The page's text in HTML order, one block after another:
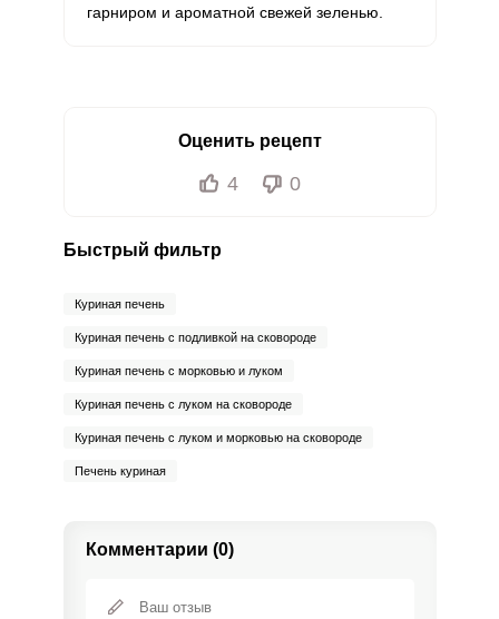
гарниром и ароматной свежей зеленью.
Оценить рецепт
4 0
Быстрый фильтр
Куриная печень
Куриная печень с подливкой на сковороде
Куриная печень с морковью и луком
Куриная печень с луком на сковороде
Куриная печень с луком и морковью на сковороде
Печень куриная
Комментарии (0)